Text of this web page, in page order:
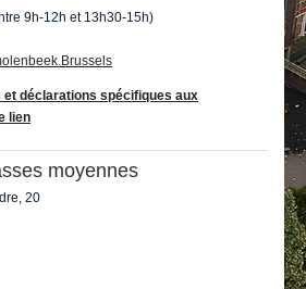
RDV
9h-12h et 13h30-15h)
déclarations spécifiques aux
lien
moyennes
20